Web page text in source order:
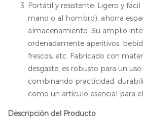
Portátil y resistente: Ligero y
mano o al hombro), ahorra
almacenamiento. Su amplio
ordenadamente aperitivos,
frescos, etc. Fabricado con
desgaste, es robusto para un
combinando practicidad,
como un artículo esencial para el
Descripción del Producto